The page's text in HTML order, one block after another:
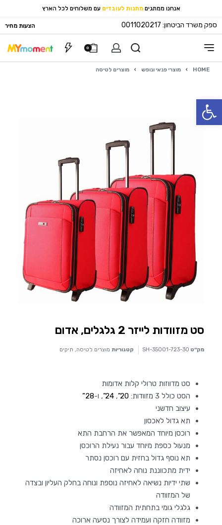
פתח סרגל נגישות
אנחנו ממתגים מתנות לעובדים עם משלוחים לכל הארץ
ספק משרד הביטחון: 0011020217 הצעות מחיר
0
HOME
› מוצרי פנאי ונופש › מוצרים לטיסה
סט מזוודות לייזר 2 גלגלים, אדום
מק״ט SH-35001-723-30 קטגוריות מוצרים לטיסה, תיקים
סט מדווזות טרולי קלות אדומות
הסט כולל 3 מזוודות:
20”
,
24” , ו-28”
עיצוב חדשני
תא גדול לאכסון
רוכסן מיוחד המאפשר את הרחבת התא
מנעול כספת מיוחד עבור נעילת הרוכסן
תא נוסף גדול בחזית עם רוכסן נסתר
ידית מתכווננת נוחה לאחיזה
שתי ידיות נשיאה לאחיזה נוספת ונוחה בחלק העליון ובצדה
של המזוודה
גלגלי גומי בתחתית המזוודה
מזוודה חזקה ועמידה לצורך נסיעה ארוכה